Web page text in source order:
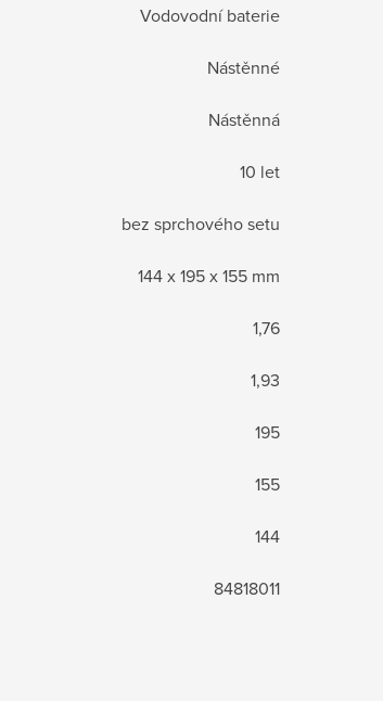
Vodovodní baterie
Nástěnné
Nástěnná
10 let
bez sprchového setu
144 x 195 x 155 mm
1,76
1,93
195
155
144
84818011